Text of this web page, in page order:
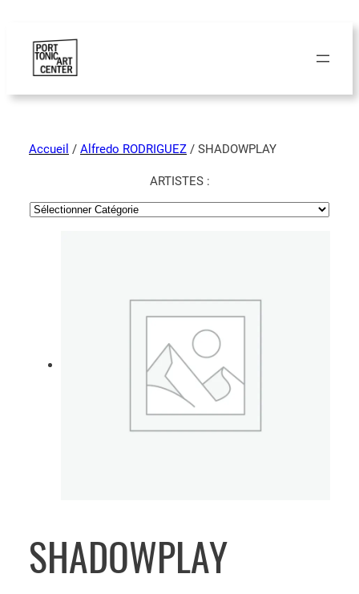
Accueil / Alfredo RODRIGUEZ / SHADOWPLAY
ARTISTES :
SHADOWPLAY